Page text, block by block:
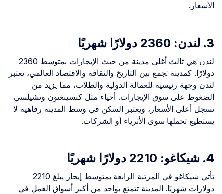
الأسعار.
3. لندن: 2360 دولارًا شهريًا
لندن هي ثالث أغلى مدينة من حيث الإيجارات بمتوسط 2360
دولارًا. كمدينة تجمع بين التاريخ والثقافة والاقتصاد العالمي، تعتبر
لندن وجهة رئيسية للعمالة الدولية والطلاب، مما يزيد من
الضغوط على سوق الإيجارات. أحياء مثل كنسينغتون وتشيلسي
تسجل أعلى الأسعار، ويعتبر السكن في وسط المدينة رفاهية لا
يستطيع تحملها سوى الأثرياء أو الشركات.
4. شيكاغو: 2210 دولارًا شهريًا
تأتي شيكاغو في المرتبة الرابعة بمتوسط إيجار يبلغ 2210
دولارات شهريًا. المدينة تتمتع بواحد من أكبر أسواق العمل في